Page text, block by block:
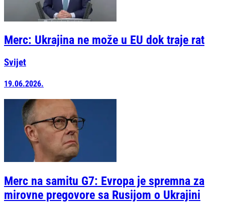
Merc: Ukrajina ne može u EU dok traje rat
Svijet
19.06.2026.
Merc na samitu G7: Evropa je spremna za
mirovne pregovore sa Rusijom o Ukrajini